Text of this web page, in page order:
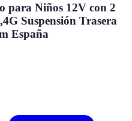
para Niños 12V con 2
Suspensión Trasera
España